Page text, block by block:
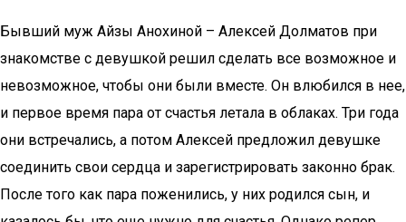
Бывший муж Айзы Анохиной – Алексей Долматов при
знакомстве с девушкой решил сделать все возможное и
невозможное, чтобы они были вместе. Он влюбился в нее,
и первое время пара от счастья летала в облаках. Три года
они встречались, а потом Алексей предложил девушке
соединить свои сердца и зарегистрировать законно брак.
После того как пара поженились, у них родился сын, и